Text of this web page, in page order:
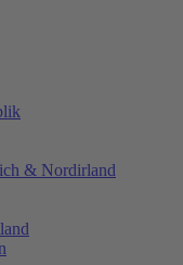
& Nordirland